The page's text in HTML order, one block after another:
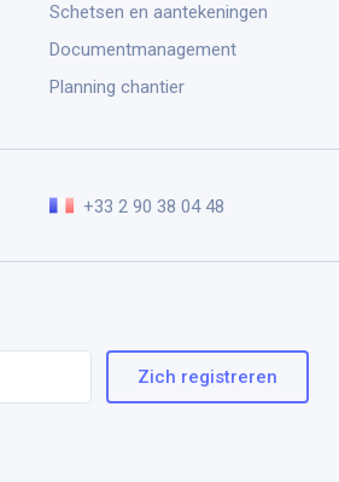
Schetsen en aantekeningen
Documentmanagement
Planning chantier
+33 2 90 38 04 48